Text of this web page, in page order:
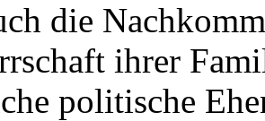
die
ihrer
politische